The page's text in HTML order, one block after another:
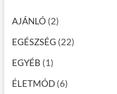
a
c
s
n
y
a
AJÁNLÓ(2)
EGÉSZSÉG (22)
EGYÉB (1)
ÉLETMÓD(6)